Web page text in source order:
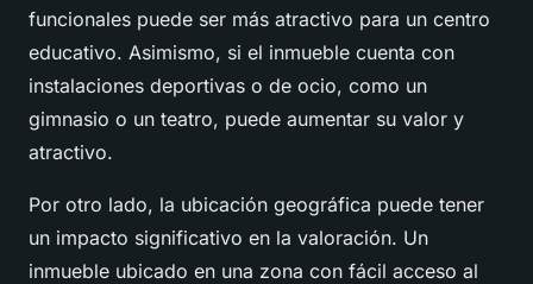
funcionales puede ser más atractivo para un centro
educativo. Asimismo, si el inmueble cuenta con
instalaciones deportivas o de ocio, como un
gimnasio o un teatro, puede aumentar su valor y
atractivo.
Por otro lado, la ubicación geográfica puede tener
un impacto significativo en la valoración. Un
inmueble ubicado en una zona con fácil acceso al